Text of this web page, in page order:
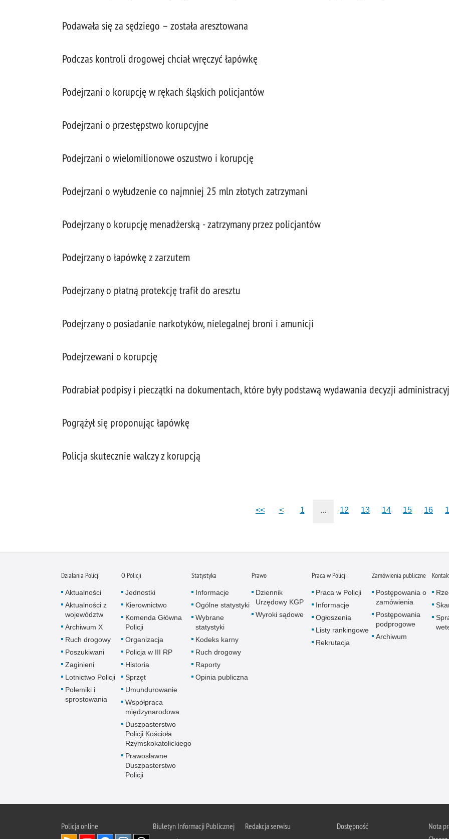
Podawała się za sędziego – została aresztowana
Podczas kontroli drogowej chciał wręczyć łapówkę
Podejrzani o korupcję w rękach śląskich policjantów
Podejrzani o przestępstwo korupcyjne
Podejrzani o wielomilionowe oszustwo i korupcję
Podejrzani o wyłudzenie co najmniej 25 mln złotych zatrzymani
Podejrzany o korupcję menadżerską - zatrzymany przez policjantów
Podejrzany o łapówkę z zarzutem
Podejrzany o płatną protekcję trafił do aresztu
Podejrzany o posiadanie narkotyków, nielegalnej broni i amunicji
Podejrzewani o korupcję
Podrabiał podpisy i pieczątki na dokumentach, które były podstawą wydawania decyzji
Pogrążył się proponując łapówkę
Policja skutecznie walczy z korupcją
<< < 1 ... 12 13 14 15 16
Działania Policji
Aktualności
Aktualności z
województw
Archiwum X
Ruch drogowy
Poszukiwani
Zaginieni
Lotnictwo Policji
Polemiki i
sprostowania
O Policji
Jednostki
Kierownictwo
Komenda Główna
Policji
Organizacja
Policja w III RP
Historia
Sprzęt
Umundurowanie
Współpraca
międzynarodowa
Duszpasterstwo
Policji Kościoła
Rzymskokatolickiego
Prawosławne
Duszpasterstwo
Policji
Statystyka
Informacje
Ogólne statystyki
Wybrane
statystyki
Kodeks karny
Ruch drogowy
Raporty
Opinia publiczna
Prawo
Dziennik
Urzędowy KGP
Wyroki sądowe
Praca w Policji
Praca w Policji
Informacje
Ogłoszenia
Listy rankingowe
Rekrutacja
Zamówienia publiczne
Postępowania o
zamówienia
Postępowania
podprogowe
Archiwum
Policjaonline Biuletyn Informacji Publicznej
Redakcja serwisu
Dostępność
Nota